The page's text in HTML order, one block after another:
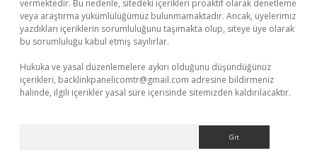
vermektedir. Bu nedenle, sitedeki içerikleri proaktif olarak denetleme
veya araştırma yükümlülüğümüz bulunmamaktadır. Ancak, üyelerimiz
yazdıkları içeriklerin sorumluluğunu taşımakta olup, siteye üye olarak
bu sorumluluğu kabul etmiş sayılırlar.
Hukuka ve yasal düzenlemelere aykırı olduğunu düşündüğünüz
içerikleri, backlinkpanelicomtr@gmail.com adresine bildirmeniz
halinde, ilgili içerikler yasal süre içerisinde sitemizden kaldırılacaktır.